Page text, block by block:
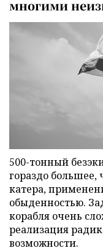
многими
500-тонный
гораздо
катера,
обыденностью.
корабля очень
реализация
возможности.